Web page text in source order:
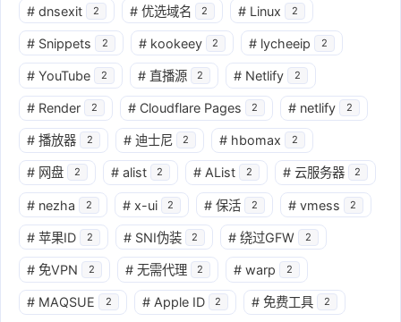
# dnsexit 2 # 优选域名 2 # Linux 2
# Snippets 2 # kookeey 2 # lycheeip 2
# YouTube 2 # 直播源 2 # Netlify 2
# Render 2 # Cloudflare Pages 2 # netlify 2
# 播放器 2 # 迪士尼 2 # hbomax 2
# 网盘 2 # alist 2 # AList 2 # 云服务器 2
# nezha 2 # x-ui 2 # 保活 2 # vmess 2
# 苹果ID 2 # SNI伪装 2 # 绕过GFW 2
# 免VPN 2 # 无需代理 2 # warp 2
# MAQSUE 2 # Apple ID 2 # 免费工具 2